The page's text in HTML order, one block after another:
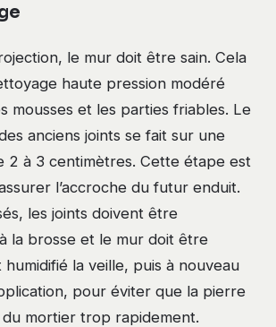
le mur doit être sain. Cela
haute pression modéré
mousses et les parties friables. Le
anciens joints se fait sur une
2 à 3 centimètres. Cette étape est
l’accroche du futur enduit.
les joints doivent être
la brosse et le mur doit être
la veille, puis à nouveau
pour éviter que la pierre
du mortier trop rapidement.